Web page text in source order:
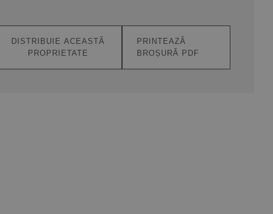
DISTRIBUIE ACEASTĂ
PROPRIETATE
PRINTEAZĂ
BROȘURĂ PDF